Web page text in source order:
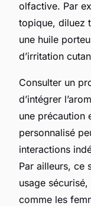
olfactive. Par
topique, diluez
une huile
d’irritation
Consulter un
d’intégrer
une précaution
personnalisé
interactions
Par ailleurs, ce
usage
comme les